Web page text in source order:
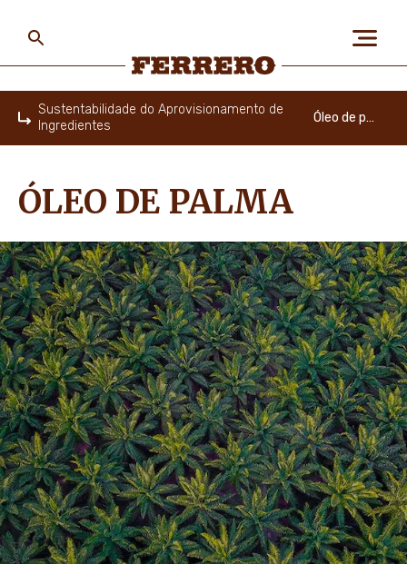
SOBRE NÓS
PESSOAS E PLANETA
AS NOSSAS MARCAS
CARREIRAS
NOTÍCIAS E HISTÓRIAS
main
content
Home
Sustentabilidade do Aprovisionamento de
Ingredientes
Óleo de palma
ÓLEO DE PALMA